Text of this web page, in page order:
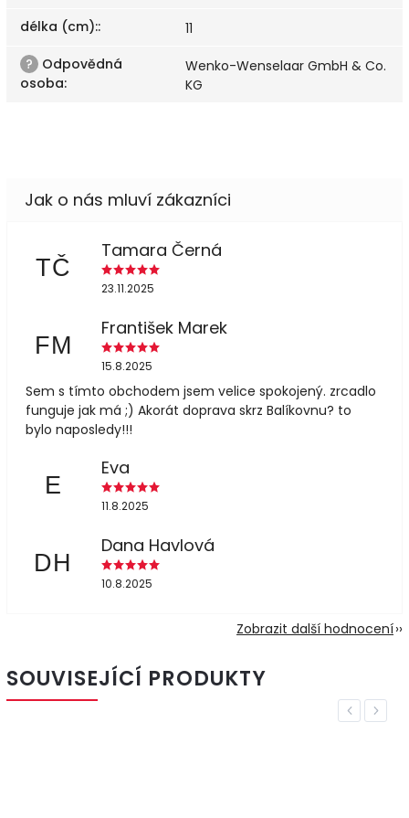
délka (cm)::
11
? Odpovědná
osoba:
Wenko-Wenselaar GmbH & Co.
KG
TČ
Tamara Černá
23.11.2025
FM
František Marek
15.8.2025
Sem s tímto obchodem jsem velice spokojený. zrcadlo
funguje jak má ;) Akorát doprava skrz Balíkovnu? to
bylo naposledy!!!
E
Eva
11.8.2025
DH
Dana Havlová
10.8.2025
Zobrazit další hodnocení
SOUVISEJÍCÍ PRODUKTY
Previous
Next